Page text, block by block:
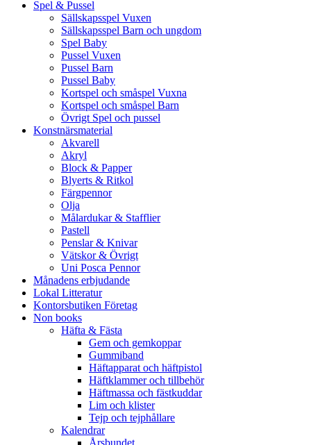
Spel & Pussel
Sällskapsspel Vuxen
Sällskapsspel Barn och ungdom
Spel Baby
Pussel Vuxen
Pussel Barn
Pussel Baby
Kortspel och småspel Vuxna
Kortspel och småspel Barn
Övrigt Spel och pussel
Konstnärsmaterial
Akvarell
Akryl
Block & Papper
Blyerts & Ritkol
Färgpennor
Olja
Målardukar & Stafflier
Pastell
Penslar & Knivar
Vätskor & Övrigt
Uni Posca Pennor
Månadens erbjudande
Lokal Litteratur
Kontorsbutiken Företag
Non books
Häfta & Fästa
Gem och gemkoppar
Gummiband
Häftapparat och häftpistol
Häftklammer och tillbehör
Häftmassa och fästkuddar
Lim och klister
Tejp och tejphållare
Kalendrar
Årsbundet